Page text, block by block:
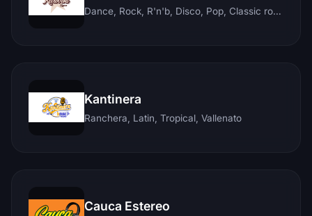
Dance, Rock, R'n'b, Disco, Pop, Classic rock, Techno, Reggae
Kantinera
Ranchera, Latin, Tropical, Vallenato
Cauca Estereo